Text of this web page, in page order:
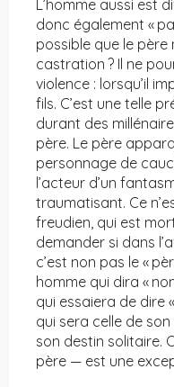
L’homme aussi est
donc également «
possible que le père
castration ? Il ne
violence : lorsqu’il
fils. C’est une telle
durant des
père. Le père
personnage de
l’acteur d’un
traumatisant. Ce
freudien, qui est
demander si dans
c’est non pas le «
homme qui dira «
qui essaiera de dire
qui sera celle de
son destin solitaire.
père — est une